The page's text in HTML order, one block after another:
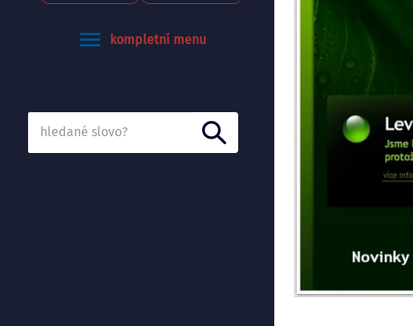
kompletní menu
Vyhledávání...